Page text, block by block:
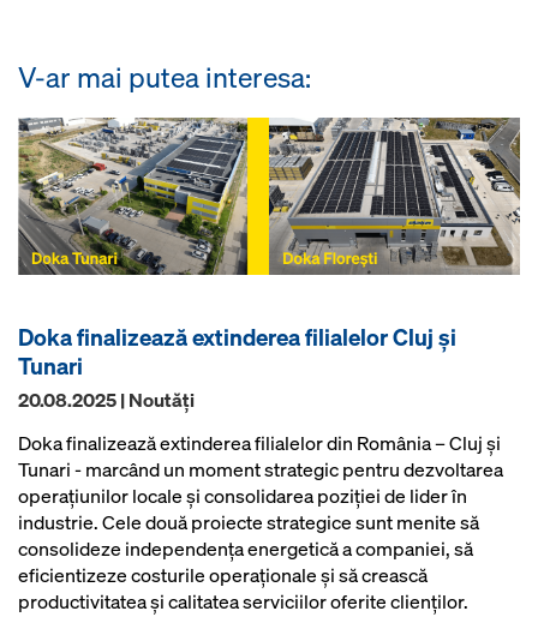
V-ar mai putea interesa:
Doka finalizează extinderea filialelor Cluj și
Tunari
20.08.2025 | Noutăţi
Doka finalizează extinderea filialelor din România – Cluj și
Tunari - marcând un moment strategic pentru dezvoltarea
operațiunilor locale și consolidarea poziției de lider în
industrie. Cele două proiecte strategice sunt menite să
consolideze independența energetică a companiei, să
eficientizeze costurile operaționale și să crească
productivitatea și calitatea serviciilor oferite clienților.